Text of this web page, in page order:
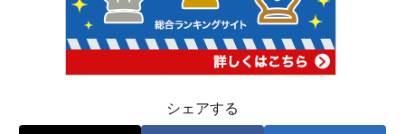
シェアする